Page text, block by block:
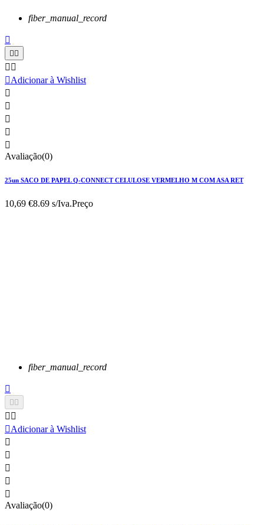
fiber_manual_record

 
 
Adicionar à Wishlist





Avaliação(0)
25un SACO DE PAPEL Q-CONNECT CELULOSE VERMELHO M COM ASA RET
10,69 €8.69 s/Iva.Preço
fiber_manual_record

 
 
Adicionar à Wishlist





Avaliação(0)